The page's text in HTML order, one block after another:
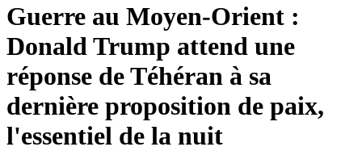
Guerre au Moyen-Orient :
Donald Trump attend une
réponse de Téhéran à sa
dernière proposition de paix,
l'essentiel de la nuit